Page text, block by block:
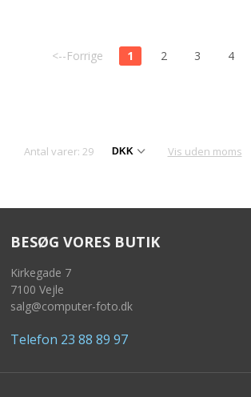
<--Forrige 1 2 3 4
Antal varer: 29 Vis uden moms
BESØG VORES BUTIK
Kirkegade 7
7100 Vejle
salg@computer-foto.dk
Telefon 23 88 89 97